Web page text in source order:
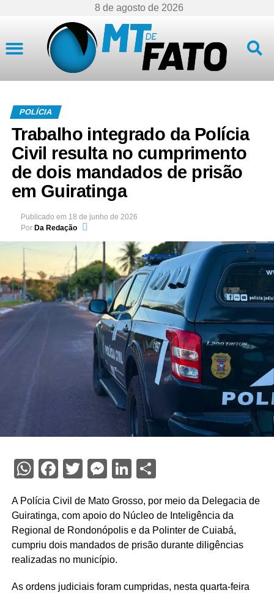
8 de agosto de 2026
POLÍCIA
Trabalho integrado da Polícia
Civil resulta no cumprimento
de dois mandados de prisão
em Guiratinga
Publicado em 18 de junho de 2026
Por Da Redação
WhatsApp
Facebook
Twitter
Messenger
LinkedIn
Share
A Polícia Civil de Mato Grosso, por meio da Delegacia de
Guiratinga, com apoio do Núcleo de Inteligência da
Regional de Rondonópolis e da Polinter de Cuiabá,
cumpriu dois mandados de prisão durante diligências
realizadas no município.
As ordens judiciais foram cumpridas, nesta quarta-feira